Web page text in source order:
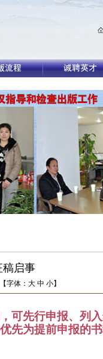
稿启事
字体： 大 中 小】
可先行申报、列
先为提前申报的